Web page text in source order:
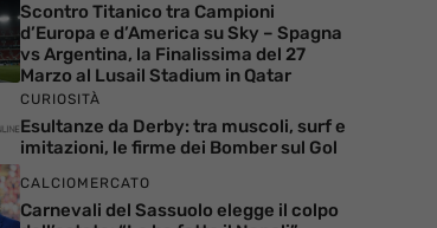
Scontro Titanico tra Campioni
d’Europa e d’America su Sky – Spagna
vs Argentina, la Finalissima del 27
Marzo al Lusail Stadium in Qatar
CURIOSITÀ
Esultanze da Derby: tra muscoli, surf e
imitazioni, le firme dei Bomber sul Gol
CALCIOMERCATO
Carnevali del Sassuolo elegge il colpo